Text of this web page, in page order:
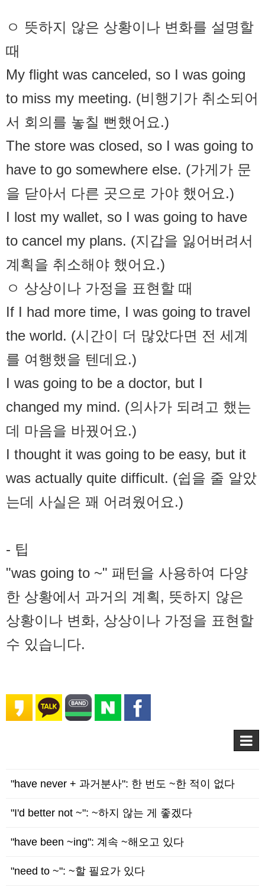
ㅇ 뜻하지 않은 상황이나 변화를 설명할
때
My flight was canceled, so I was going
to miss my meeting. (비행기가 취소되어
서 회의를 놓칠 뻔했어요.)
The store was closed, so I was going to
have to go somewhere else. (가게가 문
을 닫아서 다른 곳으로 가야 했어요.)
I lost my wallet, so I was going to have
to cancel my plans. (지갑을 잃어버려서
계획을 취소해야 했어요.)
ㅇ 상상이나 가정을 표현할 때
If I had more time, I was going to travel
the world. (시간이 더 많았다면 전 세계
를 여행했을 텐데요.)
I was going to be a doctor, but I
changed my mind. (의사가 되려고 했는
데 마음을 바꿨어요.)
I thought it was going to be easy, but it
was actually quite difficult. (쉽을 줄 알았
는데 사실은 꽤 어려웠어요.)
- 팁
"was going to ~" 패턴을 사용하여 다양
한 상황에서 과거의 계획, 뜻하지 않은
상황이나 변화, 상상이나 가정을 표현할
수 있습니다.
"have never + 과거분사": 한 번도 ~한 적이 없다
"I'd better not ~": ~하지 않는 게 좋겠다
"have been ~ing": 계속 ~해오고 있다
"need to ~": ~할 필요가 있다